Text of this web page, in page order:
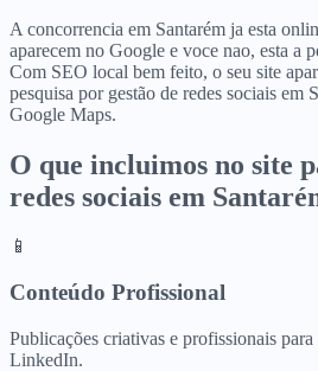
A concorrencia em Santarém ja esta
aparecem no Google e voce nao, esta a
Com SEO local bem feito, o seu site
pesquisa por gestão de redes sociais em
Google Maps.
O que incluimos no site
redes sociais em
📱
Conteúdo Profissional
Publicações criativas e profissionais
LinkedIn.